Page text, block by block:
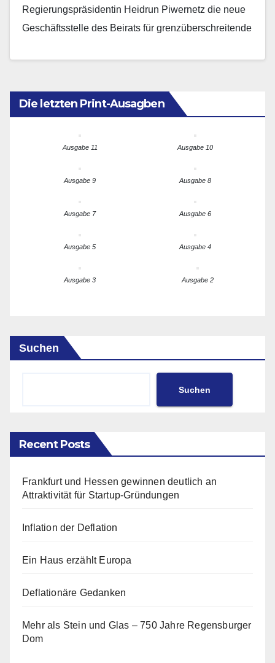
Regierungspräsidentin Heidrun Piwernetz die neue
Geschäftsstelle des Beirats für grenzüberschreitende
Die letzten Print-Ausagben
Ausgabe 11 Ausgabe 10
Ausgabe 9 Ausgabe 8
Ausgabe 7 Ausgabe 6
Ausgabe 5 Ausgabe 4
Ausgabe 3 Ausgabe 2
Suchen
Suchen
Recent Posts
Frankfurt und Hessen gewinnen deutlich an
Attraktivität für Startup-Gründungen
Inflation der Deflation
Ein Haus erzählt Europa
Deflationäre Gedanken
Mehr als Stein und Glas – 750 Jahre Regensburger
Dom